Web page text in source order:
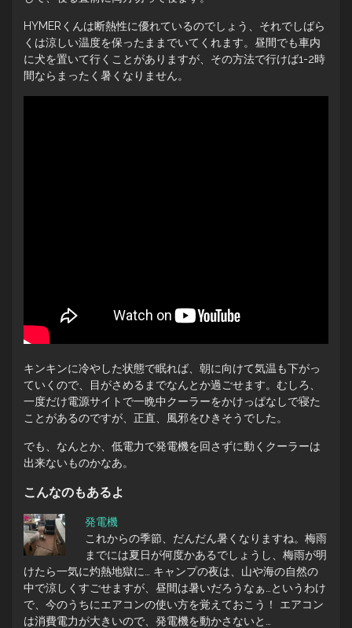
HYMERくんは断熱性に優れているのでしょう、それでしばら
くは涼しい温度を保ったままでいてくれます。昼間でも車内
に犬を置いて行くことがありますが、その方法で行けば1-2時
間ならまったく暑くなりません。
キンキンに冷やした状態で眠れば、朝に向けて気温も下がっ
ていくので、目がさめるまでなんとか過ごせます。むしろ、
一度だけ電源サイトで一晩中クーラーをかけっぱなしで寝た
ことがあるのですが、正直、風邪をひきそうでした。
でも、なんとか、低電力で発電機を回さずに動くクーラーは
出来ないものかなあ。
こんなのもあるよ
発電機
これからの季節、だんだん暑くなりますね。梅雨
までには夏日が何度かあるでしょうし、梅雨が明
けたら一気に灼熱地獄に… キャンプの夜は、山や海の自然の
中で涼しくすごせますが、昼間は暑いだろうなぁ…というわけ
で、今のうちにエアコンの使い方を覚えておこう！ エアコン
は消費電力が大きいので、発電機を動かさないと…